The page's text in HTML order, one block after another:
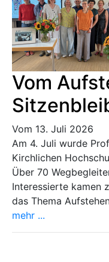
Vom
Vom 13. Juli 2026
Am 4. Juli wurde
Kirchlichen
Über 70
Interessierte kamen
das Thema
mehr ...